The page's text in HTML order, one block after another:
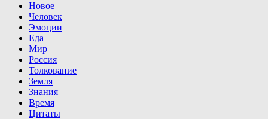
Новое
Человек
Эмоции
Еда
Мир
Россия
Толкование
Земля
Знания
Время
Цитаты